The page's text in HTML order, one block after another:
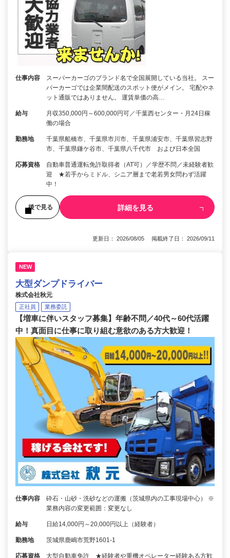
仕事内容
スーパーカーゴのブランド名で全国展開している当社。 スー
パーカーゴでは企業間配送のスポット便がメイン。 宅配やネ
ット通販ではありません。 運賃単価の高…
給与
月収350,000円～600,000円可／千葉西センター・月24日稼
働の場合
勤務地
千葉県船橋市、千葉県市川市、千葉県浦安市、千葉県習志野
市、千葉県鎌ケ谷市、千葉県八千代市 および日本全国
応募資格
自動車普通運転免許取得者（AT可）／学歴不問／未経験者歓
迎 ★若手からミドル、シニア層まで老若男女問わず活躍
中！
後で見る 詳細を見る
更新日： 2026/08/05 掲載終了日： 2026/09/11
NEW
大型ダンプドライバー
株式会社秋元
正社員 業務委託
【増車に伴いスタッフ募集】年齢不問／40代～60代活躍
中！真面目に仕事に取り組む意欲のある方大歓迎！
仕事内容
砕石・山砂・洗砂などの運搬（茨城県内の工事現場中心） ※
業務内容の変更範囲：変更なし
給与 日給14,000円～20,000円以上（経験者）
勤務地 茨城県鹿嶋市荒野1601-1
応募資格
大型自動車免許 ★経験者や重機オペレーター経験ある方歓